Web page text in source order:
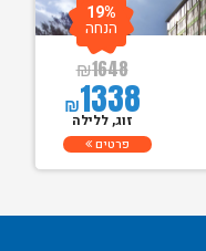
₪1648
₪1338
19%
הנחה
זוג, ללילה
פרטים